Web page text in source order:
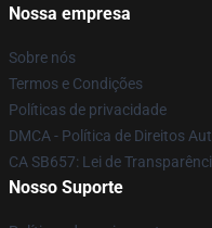
Nossa empresa
Sobre nós
Termos e Condições
Políticas de privacidade
DMCA - Política de Direitos
CA SB657: Lei de
Nosso Suporte